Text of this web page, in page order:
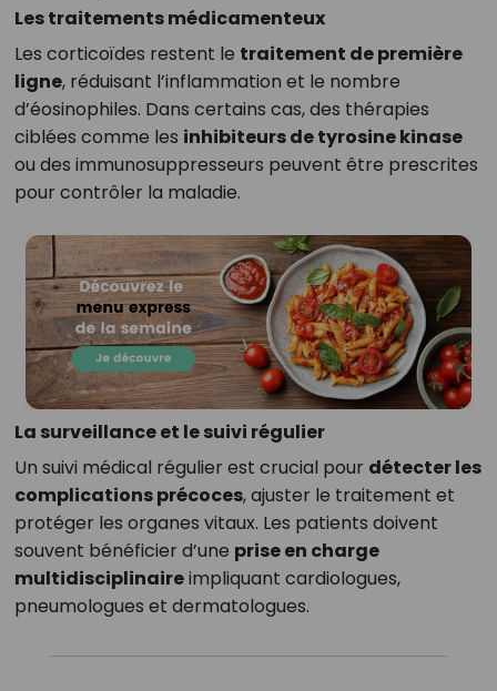
Les traitements médicamenteux
Les corticoïdes restent le traitement de première
ligne, réduisant l’inflammation et le nombre
d’éosinophiles. Dans certains cas, des thérapies
ciblées comme les inhibiteurs de tyrosine kinase
ou des immunosuppresseurs peuvent être prescrites
pour contrôler la maladie.
La surveillance et le suivi régulier
Un suivi médical régulier est crucial pour détecter les
complications précoces, ajuster le traitement et
protéger les organes vitaux. Les patients doivent
souvent bénéficier d’une prise en charge
multidisciplinaireimpliquant cardiologues,
pneumologues et dermatologues.